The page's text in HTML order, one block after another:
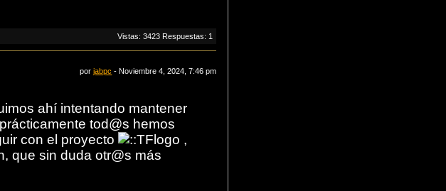
Vistas: 3423 Respuestas: 1
porjabpc - Noviembre 4, 2024, 7:46 pm
ahí intentando mantener
tod@s hemos
con el proyecto
,
que sin duda otr@s más